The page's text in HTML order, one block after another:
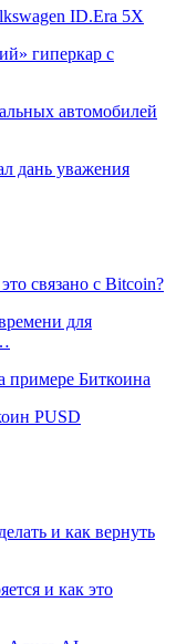
ID.Era 5X
гиперкар с
автомобилей
дань уважения
связано с Bitcoin?
для
примере Биткоина
PUSD
и как вернуть
и как это